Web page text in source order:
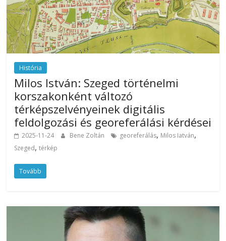
História
Milos István: Szeged történelmi
korszakonként változó
térképszelvényeinek digitális
feldolgozási és georeferálási kérdései
2025-11-24 Bene Zoltán georeferálás, Milos Iatván,
Szeged,térkép
Tovább